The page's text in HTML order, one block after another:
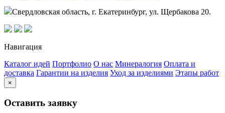
Свердловская область, г. Екатеринбург, ул. Щербакова 20.
Навигация
Каталог идей Портфолио О нас Минералогия Оплата и
доставка Гарантии на изделия Уход за изделиями Этапы работ
×
Оставить заявку